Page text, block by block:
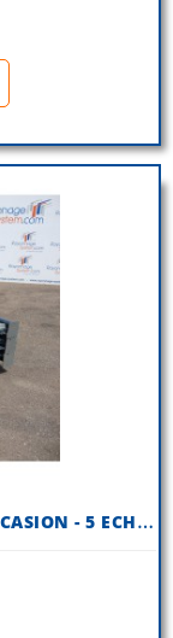
R
AYONNAGE À PALETTES MECALUX OCCASION - 5 ECHELLES H 3500 MM X P...